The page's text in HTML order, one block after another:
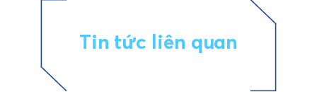
Tin tức liên quan